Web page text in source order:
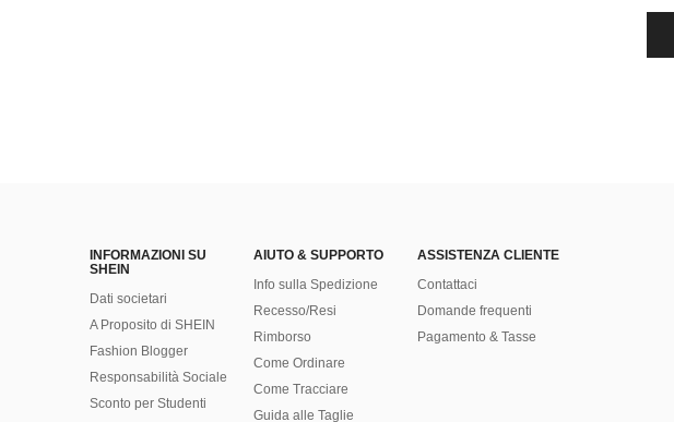
INFORMAZIONI SU
SHEIN
Dati societari
A Proposito di SHEIN
Fashion Blogger
Responsabilità Sociale
Sconto per Studenti
AIUTO & SUPPORTO
Info sulla Spedizione
Recesso/Resi
Rimborso
Come Ordinare
Come Tracciare
Guida alle Taglie
ASSISTENZA CLIENTE
Contattaci
Domande frequenti
Pagamento & Tasse